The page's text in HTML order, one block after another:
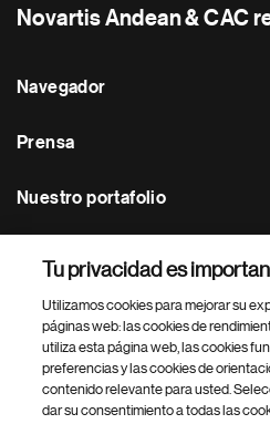
Novartis Andean & CAC
Navegador
Prensa
Nuestro portafolio
Footer Site Search
Tu privacidad es
Utilizamos cookies para mejorar su
páginas web: las cookies de
utiliza esta página web, las cookies
preferencias y las cookies de
contenido relevante para usted.
dar su consentimiento a todas las